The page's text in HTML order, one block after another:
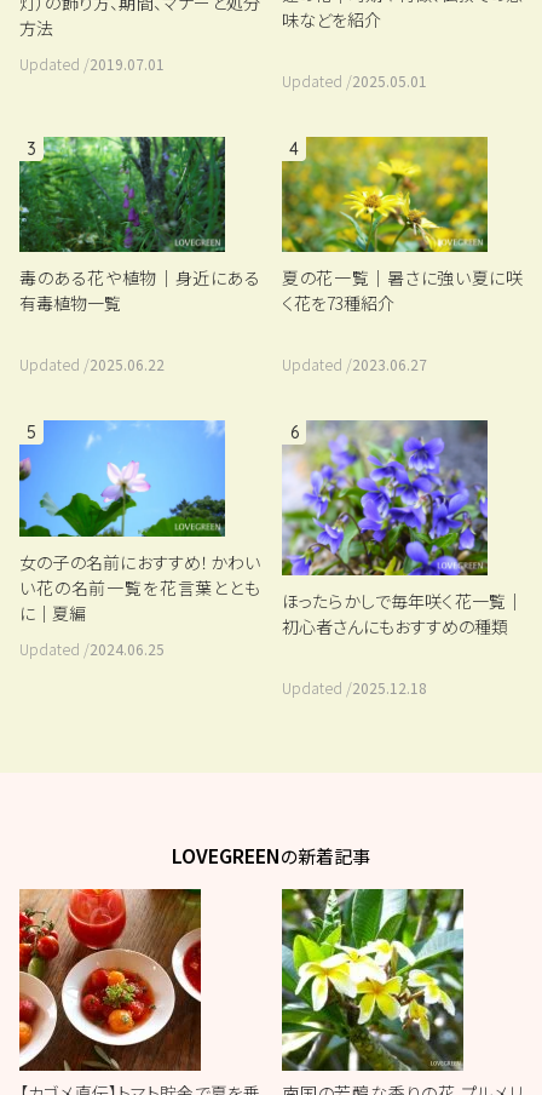
方法
Updated /2019.07.01
味などを紹介
Updated /2025.05.01
3
毒のある花や植物｜身近にある
有毒植物一覧
Updated /2025.06.22
4
夏の花一覧｜暑さに強い夏に咲
く花を73種紹介
Updated /2023.06.27
5
女の子の名前におすすめ！かわい
い花の名前一覧を花言葉ととも
に｜夏編
Updated /2024.06.25
6
ほったらかしで毎年咲く花一覧｜
初心者さんにもおすすめの種類
Updated /2025.12.18
LOVEGREENの新着記事